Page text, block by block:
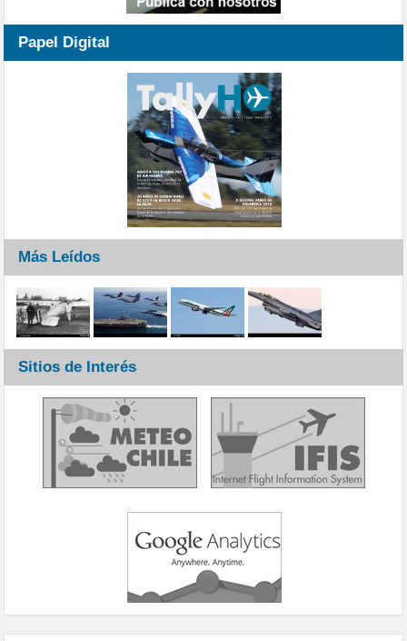
Papel Digital
Más Leídos
Sitios de Interés